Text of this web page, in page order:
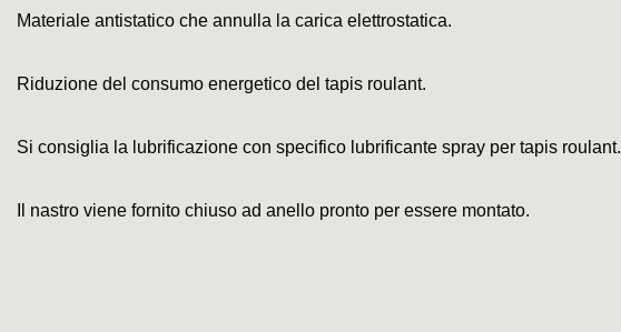
Materiale antistatico che annulla la carica elettrostatica.
Riduzione del consumo energetico del tapis roulant.
Si consiglia la lubrificazione con specifico lubrificante spray per tapis roulant.
Il nastro viene fornito chiuso ad anello pronto per essere montato.